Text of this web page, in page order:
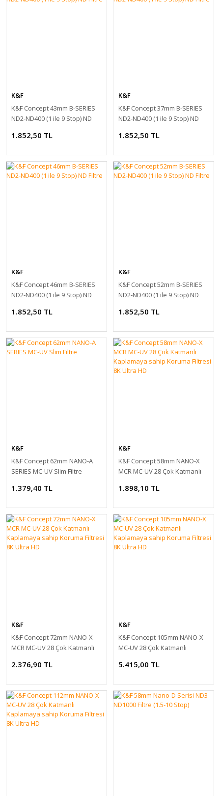
K&F
K&F Concept 43mm B-SERIES
ND2-ND400 (1 ile 9 Stop) ND
1.852,50 TL
K&F
K&F Concept 37mm B-SERIES
ND2-ND400 (1 ile 9 Stop) ND
1.852,50 TL
K&F
K&F Concept 46mm B-SERIES
ND2-ND400 (1 ile 9 Stop) ND
1.852,50 TL
K&F
K&F Concept 52mm B-SERIES
ND2-ND400 (1 ile 9 Stop) ND
1.852,50 TL
K&F
K&F Concept 62mm NANO-A
SERIES MC-UV Slim Filtre
1.379,40 TL
K&F
K&F Concept 58mm NANO-X
MCR MC-UV 28 Çok Katmanlı
Filtresi 8K Ultra HD
1.898,10 TL
K&F
K&F Concept 72mm NANO-X
MCR MC-UV 28 Çok Katmanlı
Filtresi 8K Ultra HD
2.376,90 TL
K&F
K&F Concept 105mm NANO-X
MC-UV 28 Çok Katmanlı
Filtresi 8K Ultra HD
5.415,00 TL